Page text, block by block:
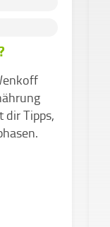
dir Tipps,